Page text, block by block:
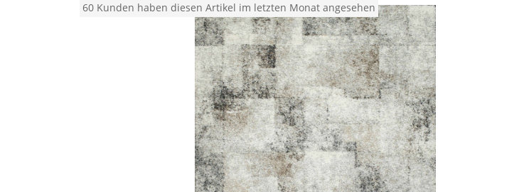
60 Kunden haben diesen Artikel im letzten Monat angesehen